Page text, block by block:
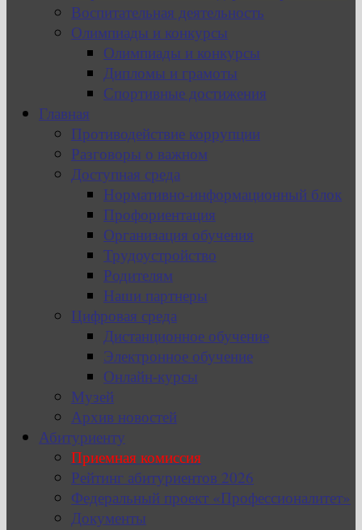
Воспитательная деятельность
Олимпиады и конкурсы
Олимпиады и конкурсы
Дипломы и грамоты
Спортивные достижения
Главная
Противодействие коррупции
Разговоры о важном
Доступная среда
Нормативно-информационный блок
Профориентация
Организация обучения
Трудоустройство
Родителям
Наши партнеры
Цифровая среда
Дистанционное обучение
Электронное обучение
Онлайн-курсы
Музей
Архив новостей
Абитуриенту
Приемная комиссия
Рейтинг абитуриентов 2026
Федеральный проект «Профессионалитет»
Документы